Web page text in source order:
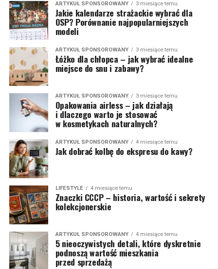
ARTYKUŁ SPONSOROWANY 3 miesiące temu
Jakie kalendarze strażackie wybrać dla
OSP? Porównanie najpopularniejszych
modeli
ARTYKUŁ SPONSOROWANY 3 miesiące temu
Łóżko dla chłopca – jak wybrać idealne
miejsce do snu i zabawy?
ARTYKUŁ SPONSOROWANY 3 miesiące temu
Opakowania airless – jak działają
i dlaczego warto je stosować
w kosmetykach naturalnych?
ARTYKUŁ SPONSOROWANY 4 miesiące temu
Jak dobrać kolbę do ekspresu do kawy?
LIFESTYLE 4 miesiące temu
Znaczki CCCP – historia, wartość i sekrety
kolekcjonerskie
ARTYKUŁ SPONSOROWANY 4 miesiące temu
5 nieoczywistych detali, które dyskretnie
podnoszą wartość mieszkania
przed sprzedażą